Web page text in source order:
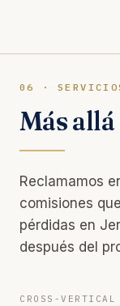
06 ·
Más allá
Reclamamos
comisiones
pérdidas en
después del
CROSS-VERTICAL